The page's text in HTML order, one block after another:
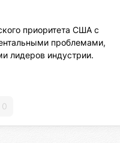
приоритета США с
проблемами,
лидеров индустрии.
0